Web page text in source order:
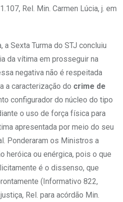
Rel. Min. Carmen Lúcia, j. em
a Sexta Turma do STJ concluiu
da vítima em prosseguir na
negativa não é respeitada
a caracterização do crime de
configurador do núcleo do tipo
o uso de força física para
apresentada por meio do seu
Ponderaram os Ministros a
heróica ou enérgica, pois o que
é o dissenso, que
(Informativo 822,
Rel. para acórdão Min.